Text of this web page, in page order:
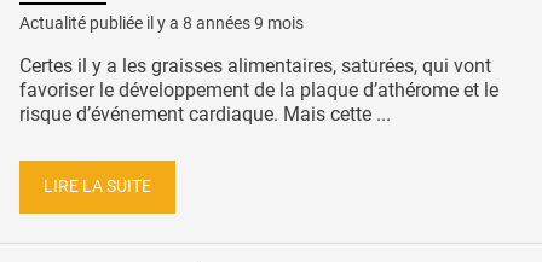
Actualité publiée il y a 8 années 9 mois
Certes il y a les graisses alimentaires, saturées, qui vont
favoriser le développement de la plaque d’athérome et le
risque d’événement cardiaque. Mais cette ...
LIRE LA SUITE